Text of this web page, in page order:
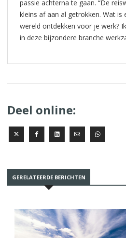
passie achterna te gaan. “De
kleins af aan al getrokken. Wat is
wereld ontdekken voor je werk?
in deze bijzondere branche
Deel online:
GERELATEERDE BERICHTEN